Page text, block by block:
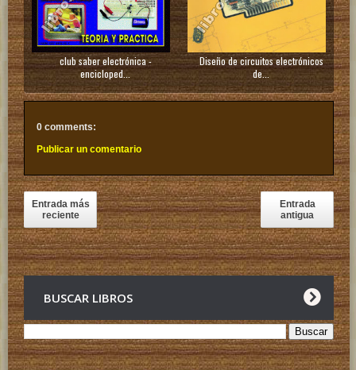
club saber electrónica -
encicloped...
Diseño de circuitos electrónicos
de...
0 comments:
Publicar un comentario
Entrada más
reciente
Entrada
antigua
BUSCAR LIBROS